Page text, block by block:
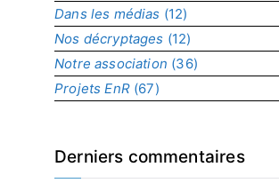
e
t
Dans les médias (12)
Nos décryptages (12)
Notre association (36)
Projets EnR(67)
Derniers commentaires